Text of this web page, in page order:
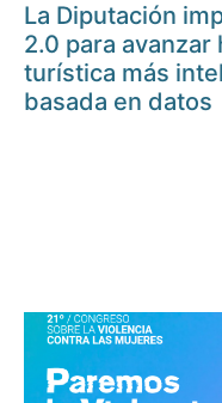
La Diputación
2.0 para avanzar
turística más
basada en datos